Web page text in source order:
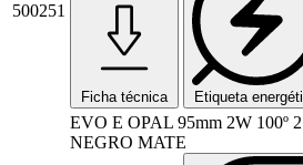
500251
Ficha técnica Etiqueta
EVO E OPAL 95mm 2W 100º
NEGRO MATE